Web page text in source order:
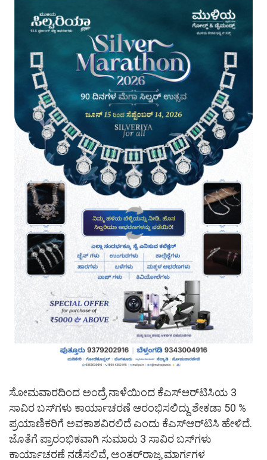
ಸೋಮವಾರದಿಂದ ಅಂದ್ರೆ ನಾಳೆಯಿಂದ ಕೆಎಸ್​ಆರ್​ಟಿಸಿಯ 3
ಸಾವಿರ ಬಸ್​ಗಳು ಕಾರ್ಯಾಚರಣೆ ಆರಂಭಿಸಲಿದ್ದು ಶೇಕಡಾ 50 %
ಪ್ರಯಾಣಿಕರಿಗೆ ಅವಕಾಶವಿರಲಿದೆ ಎಂದು ಕೆಎಸ್​ಆರ್​ಟಿಸಿ ಹೇಳಿದೆ.
ಜೊತೆಗೆ ಪ್ರಾರಂಭಿಕವಾಗಿ ಸುಮಾರು 3 ಸಾವಿರ ಬಸ್​ಗಳು
ಕಾರ್ಯಾಚರಣೆ ನಡೆಸಲಿವೆ, ಅಂತರ್​ರಾಜ್ಯ ಮಾರ್ಗಗಳ